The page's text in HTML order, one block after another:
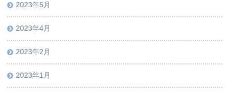
2023年5月
2023年4月
2023年2月
2023年1月